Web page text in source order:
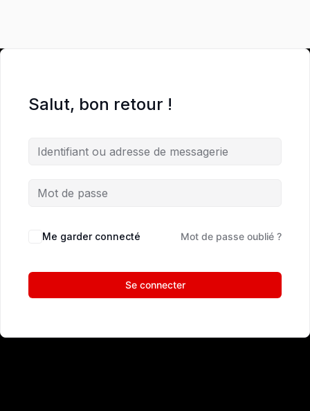
Salut, bon retour !
Me garder connecté Mot de passe oublié ?
Se connecter